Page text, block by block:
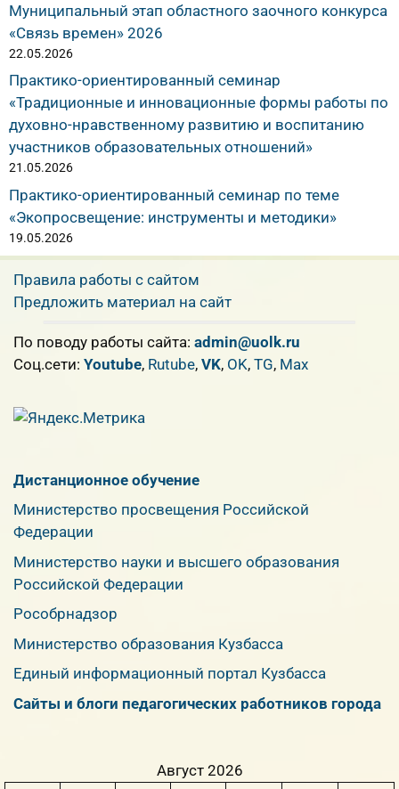
Муниципальный этап областного заочного конкурса
«Связь времен» 2026
22.05.2026
Практико-ориентированный семинар
«Традиционные и инновационные формы работы по
духовно-нравственному развитию и воспитанию
участников образовательных отношений»
21.05.2026
Практико-ориентированный семинар по теме
«Экопросвещение: инструменты и методики»
19.05.2026
Правила работы с сайтом
Предложить материал на сайт
По поводу работы сайта: admin@uolk.ru
Cоц.сети: Youtube, Rutube, VK, OK, TG, Max
Дистанционное обучение
Министерство просвещения Российской
Федерации
Министерство науки и высшего образования
Российской Федерации
Рособрнадзор
Министерство образования Кузбасса
Единый информационный портал Кузбасса
Сайты и блоги педагогических работников города
Август 2026